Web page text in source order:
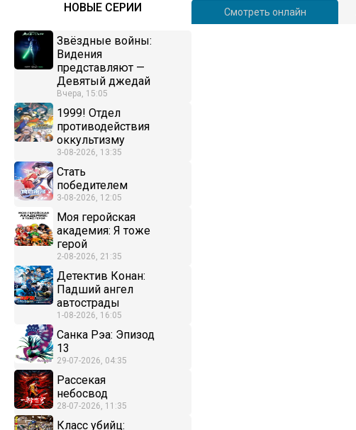
НОВЫЕ СЕРИИ
Звёздные войны:
Видения
представляют —
Девятый джедай
Вчера, 15:05
1999! Отдел
противодействия
оккультизму
3-08-2026, 13:35
Стать
победителем
3-08-2026, 12:05
Моя геройская
академия: Я тоже
герой
2-08-2026, 21:35
Детектив Конан:
Падший ангел
автострады
1-08-2026, 16:05
Санка Рэа: Эпизод
13
29-07-2026, 04:35
Рассекая
небосвод
28-07-2026, 11:35
Класс убийц:
Смотреть онлайн